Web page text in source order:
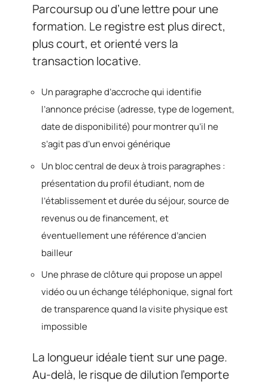
Parcoursup ou d’une lettre pour une
formation. Le registre est plus direct,
plus court, et orienté vers la
transaction locative.
Un paragraphe d’accroche qui identifie
l’annonce précise (adresse, type de logement,
date de disponibilité) pour montrer qu’il ne
s’agit pas d’un envoi générique
Un bloc central de deux à trois paragraphes :
présentation du profil étudiant, nom de
l’établissement et durée du séjour, source de
revenus ou de financement, et
éventuellement une référence d’ancien
bailleur
Une phrase de clôture qui propose un appel
vidéo ou un échange téléphonique, signal fort
de transparence quand la visite physique est
impossible
La longueur idéale tient sur une page.
Au-delà, le risque de dilution l’emporte